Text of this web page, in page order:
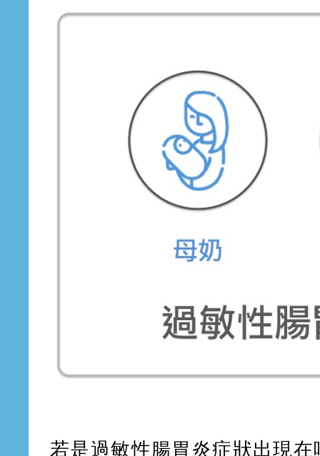
若是過敏性腸胃炎症狀出現